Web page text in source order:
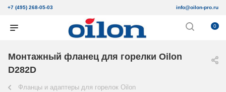
+7 (495) 268-05-03 info@oilon-pro.ru
0
Монтажный фланец для горелки Oilon
D282D
Фланцы и адаптеры для горелок Oilon